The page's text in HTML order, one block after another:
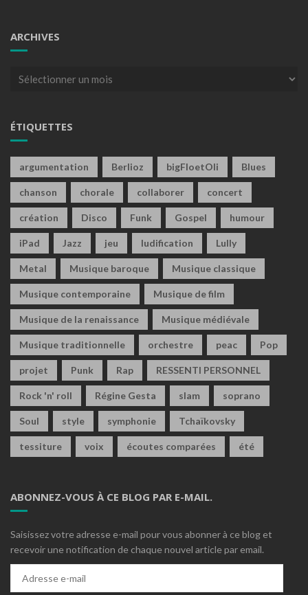
ARCHIVES
Archives
ÉTIQUETTES
argumentation Berlioz bigFloetOli Blues
chanson chorale collaborer concert
création Disco Funk Gospel humour
iPad Jazz jeu ludification Lully
Metal Musique baroque Musique classique
Musique contemporaine Musique de film
Musique de la renaissance Musique médiévale
Musique traditionnelle orchestre peac Pop
projet Punk Rap RESSENTI PERSONNEL
Rock 'n' roll Régine Gesta slam soprano
Soul style symphonie Tchaïkovsky
tessiture voix écoutes comparées été
ABONNEZ-VOUS À CE BLOG PAR E-MAIL.
Saisissez votre adresse e-mail pour vous abonner à ce blog et
recevoir une notification de chaque nouvel article par email.